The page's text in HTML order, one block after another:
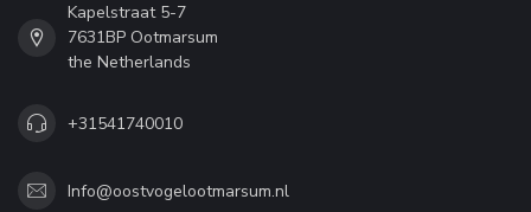
Kapelstraat 5-7
7631BP Ootmarsum
the Netherlands
+31541740010
Info@oostvogelootmarsum.nl